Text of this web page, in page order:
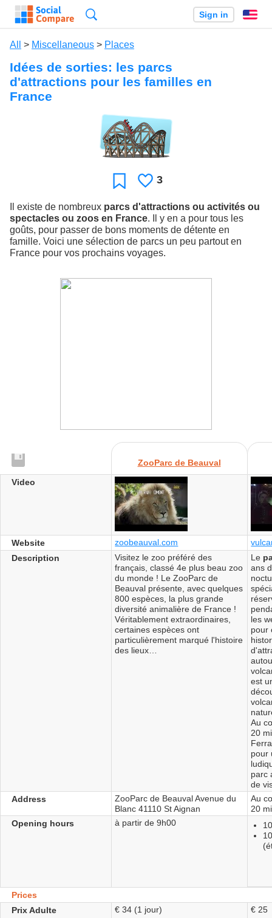
Sign in
All > Miscellaneous > Places
Idées de sorties: les parcs
d'attractions pour les familles en
France
FavoriteLikes
3
Il existe de nombreux parcs d'attractions ou activités ou
spectacles ou zoos en France. Il y en a pour tous les
goûts, pour passer de bons moments de détente en
famille. Voici une sélection de parcs un peu partout en
France pour vos prochains voyages.
ZooParc de Beauval
Video
Website zoobeauval.com
Description
Visitez le zoo préféré des
français, classé 4e plus beau zoo
du monde ! Le ZooParc de
Beauval présente, avec quelques
800 espèces, la plus grande
diversité animalière de France !
Véritablement extraordinaires,
certaines espèces ont
particulièrement marqué l'histoire
des lieux…
Le
ans
les
pour
est
Au
20
pour
parc
de
Address
ZooParc de Beauval Avenue du
Blanc 41110 St Aignan
Au
20
Opening hours
à partir de 9h00
Prices
Prix Adulte
€ 34 (1 jour) € 25